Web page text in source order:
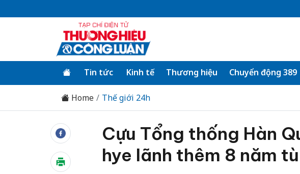
Tin tức Kinh tế Thương hiệu Chuyển động 389
Home Thế giới 24h
Cựu Tổng thống Hàn
hye lãnh thêm 8 năm tù